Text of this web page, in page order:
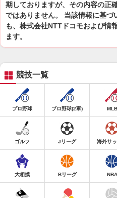
期しておりますが、その内容の正
ではありません。 当該情報に基づ
も、株式会社NTTドコモおよび情
ます。
競技一覧
プロ野球 プロ野球(2軍) MLB
ゴルフ Jリーグ 海外サ
大相撲 Bリーグ NBA